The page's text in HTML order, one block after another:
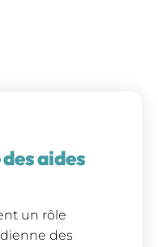
aides
un rôle
des